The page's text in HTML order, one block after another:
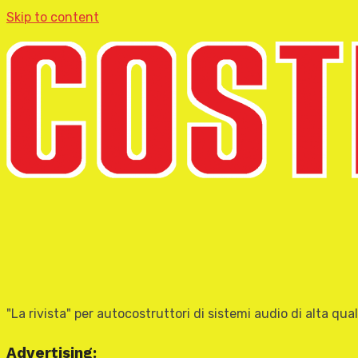
Skip to content
"La rivista" per autocostruttori di sistemi audio di alta
Advertising: